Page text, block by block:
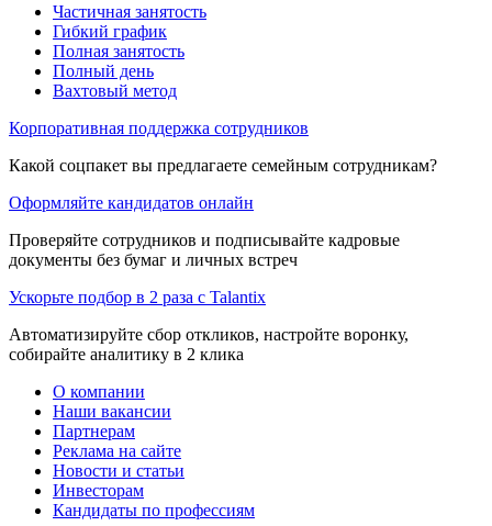
Частичная занятость
Гибкий график
Полная занятость
Полный день
Вахтовый метод
Корпоративная поддержка сотрудников
Какой соцпакет вы предлагаете семейным сотрудникам?
Оформляйте кандидатов онлайн
Проверяйте сотрудников и подписывайте кадровые
документы без бумаг и личных встреч
Ускорьте подбор в 2 раза с Talantix
Автоматизируйте сбор откликов, настройте воронку,
собирайте аналитику в 2 клика
О компании
Наши вакансии
Партнерам
Реклама на сайте
Новости и статьи
Инвесторам
Кандидаты по профессиям